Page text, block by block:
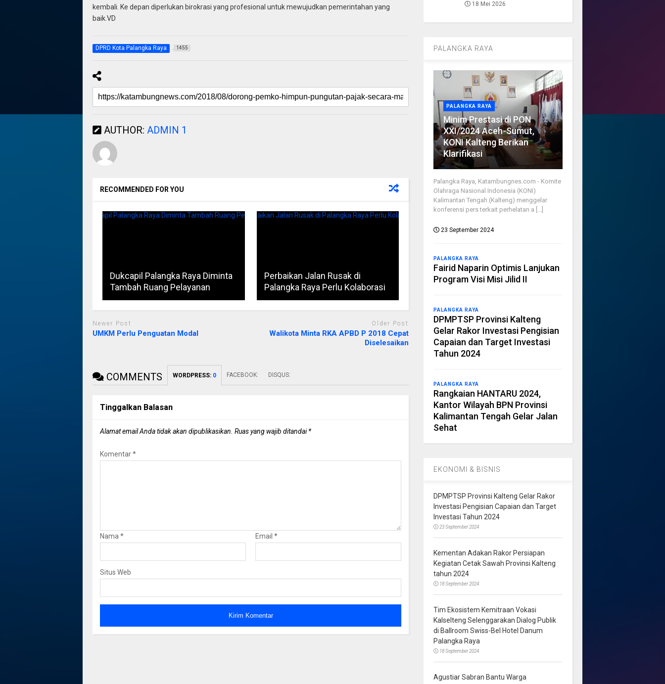
kembali. Ke depan diperlukan birokrasi yang profesional untuk mewujudkan pemerintahan yang
baik.VD
DPRD Kota Palangka Raya 1455
AUTHOR: ADMIN 1
RECOMMENDED FOR YOU
Dukcapil Palangka Raya Diminta
Tambah Ruang Pelayanan
Perbaikan Jalan Rusak di
Palangka Raya Perlu Kolaborasi
Newer Post
UMKM Perlu Penguatan Modal
Older Post
Walikota Minta RKA APBD P 2018 Cepat
Diselesaikan
COMMENTS WORDPRESS: 0 FACEBOOK: DISQUS:
Tinggalkan Balasan
Alamat email Anda tidak akan dipublikasikan. Ruas yang wajib ditandai*
Komentar*
Nama * Email *
Situs Web
18 Mei 2026
PALANGKA RAYA
PALANGKA RAYA
Minim Prestasi di PON
XXI/2024 Aceh-Sumut,
KONI Kalteng Berikan
Klarifikasi
Palangka Raya, Katambungnes.com - Komite
Olahraga Nasional Indonesia (KONI)
Kalimantan Tengah (Kalteng) menggelar
konferensi pers terkait perhelatan a [...]
23 September 2024
PALANGKA RAYA
Fairid Naparin Optimis Lanjukan
Program Visi Misi Jilid II
PALANGKA RAYA
DPMPTSP Provinsi Kalteng
Gelar Rakor Investasi Pengisian
Capaian dan Target Investasi
Tahun 2024
PALANGKA RAYA
Rangkaian HANTARU 2024,
Kantor Wilayah BPN Provinsi
Kalimantan Tengah Gelar Jalan
Sehat
EKONOMI & BISNIS
DPMPTSP Provinsi Kalteng Gelar Rakor
Investasi Pengisian Capaian dan Target
Investasi Tahun 2024
23 September 2024
Kementan Adakan Rakor Persiapan
Kegiatan Cetak Sawah Provinsi Kalteng
tahun 2024
18 September 2024
Tim Ekosistem Kemitraan Vokasi
Kalselteng Selenggarakan Dialog Publik
di Ballroom Swiss-Bel Hotel Danum
Palangka Raya
18 September 2024
Agustiar Sabran Bantu Warga